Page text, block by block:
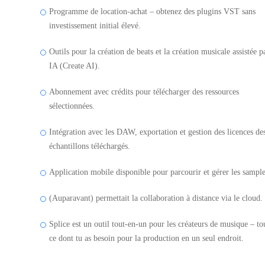
Programme de location-achat – obtenez des plugins VST sans
investissement initial élevé.
Outils pour la création de beats et la création musicale assistée
IA (Create AI).
Abonnement avec crédits pour télécharger des ressources
sélectionnées.
Intégration avec les DAW, exportation et gestion des licences
échantillons téléchargés.
Application mobile disponible pour parcourir et gérer les
(Auparavant) permettait la collaboration à distance via le cloud.
Splice est un outil tout-en-un pour les créateurs de musique –
ce dont tu as besoin pour la production en un seul endroit.